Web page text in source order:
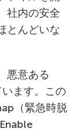
社内の安全
とんどいな
悪意ある
ます。この
（緊急時脱